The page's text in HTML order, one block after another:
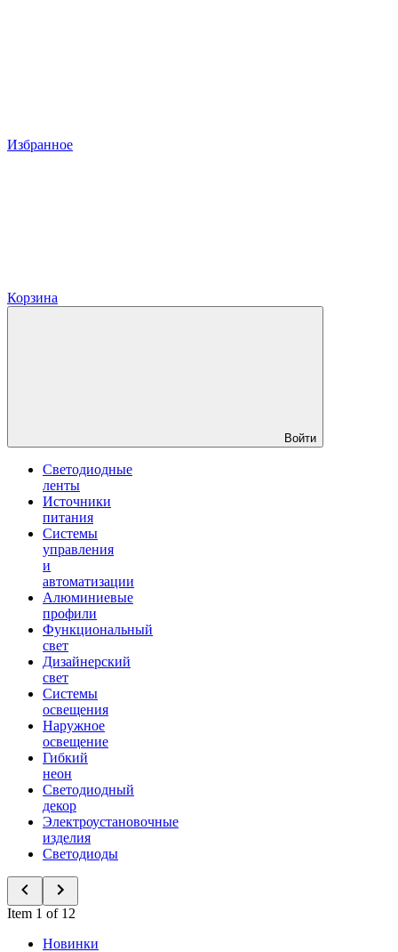
Избранное
Корзина
Войти
Светодиодные
ленты
Источники
питания
Системы
управления
и
автоматизации
Алюминиевые
профили
Функциональный
свет
Дизайнерский
свет
Системы
освещения
Наружное
освещение
Гибкий
неон
Светодиодный
декор
Электроустановочные
изделия
Светодиоды
Item 1 of 12
Новинки